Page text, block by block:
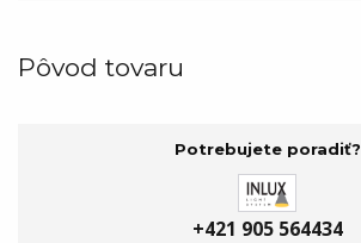
Pôvod tovaru
Potrebujete poradiť?
+421 905 564434